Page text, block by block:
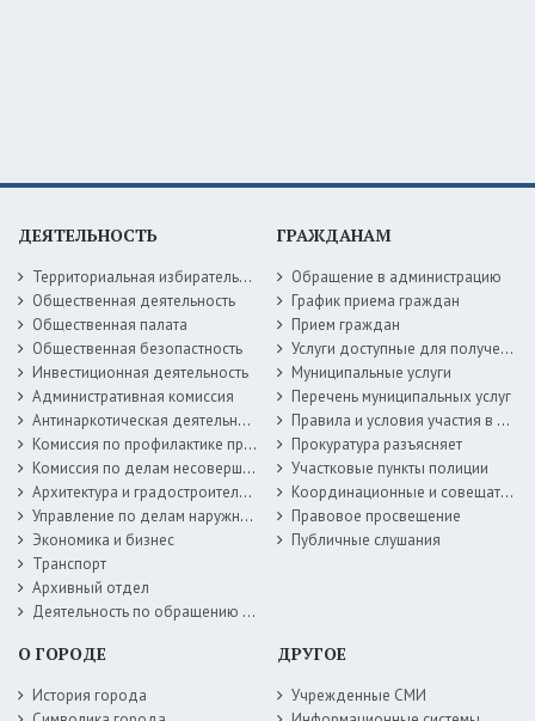
ДЕЯТЕЛЬНОСТЬ
Территориальная избирательная комиссия
Общественная деятельность
Общественная палата
Общественная безопастность
Инвестиционная деятельность
Административная комиссия
Антинаркотическая деятельность
Комиссия по профилактике правонарушений
Комиссия по делам несовершеннолетних
Архитектура и градостроительство
Управление по делам наружной рекламы
Экономика и бизнес
Транспорт
Архивный отдел
Деятельность по обращению с животными без владельцев
ГРАЖДАНАМ
Обращение в администрацию
График приема граждан
Прием граждан
Услуги доступные для получения в электронной форме
Муниципальные услуги
Перечень муниципальных услуг
Правила и условия участия в жилищных программах
Прокуратура разъясняет
Участковые пункты полиции
Координационные и совещательные органы
Правовое просвещение
Публичные слушания
О ГОРОДЕ
История города
ДРУГОЕ
Учрежденные СМИ